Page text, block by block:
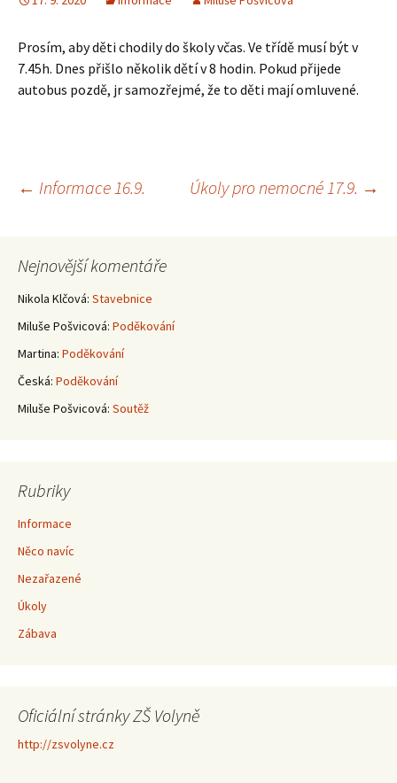
Prosím, aby děti chodily do školy včas. Ve třídě musí být v
7.45h. Dnes přišlo několik dětí v 8 hodin. Pokud přijede
autobus pozdě, jr samozřejmé, že to děti mají omluvené.
Navigace
pro
příspěvky
← Informace 16.9. Úkoly pro nemocné 17.9. →
Nejnovější komentáře
Nikola Klčová: Stavebnice
Miluše Pošvicová: Poděkování
Martina: Poděkování
Česká: Poděkování
Miluše Pošvicová: Soutěž
Rubriky
Informace
Něco navíc
Nezařazené
Úkoly
Zábava
Oficiální stránky ZŠ Volyně
http://zsvolyne.cz